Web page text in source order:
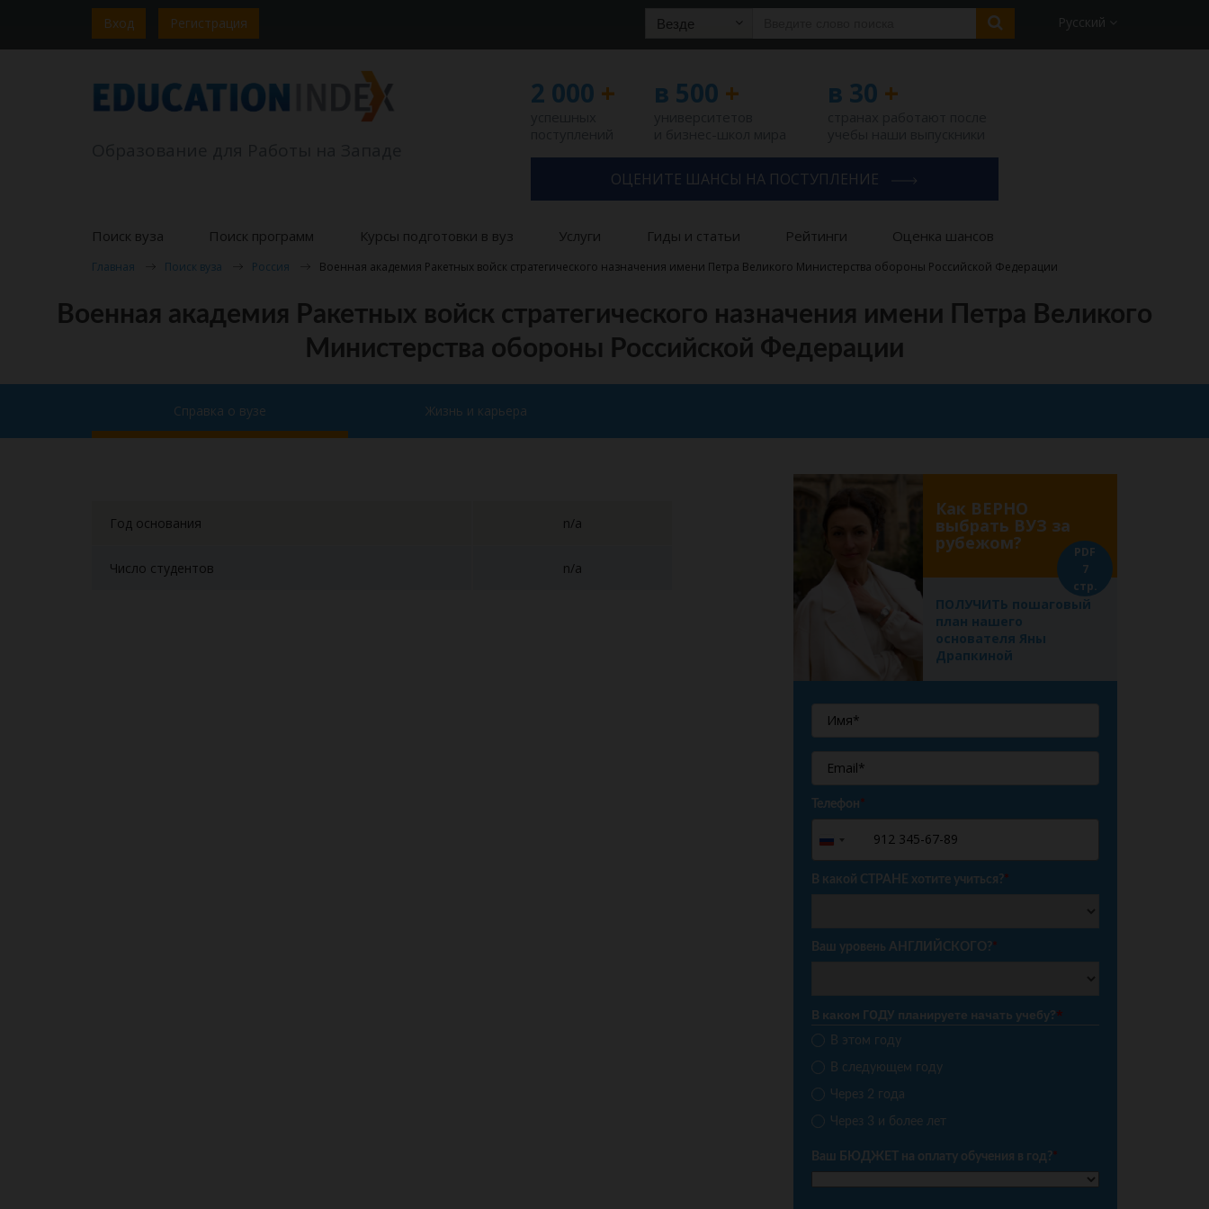
Вход Регистрация Везде Русский
2 000 + в 500 + в 30 +
ОЦЕНИТЕ ШАНСЫ НА ПОСТУПЛЕНИЕ
Поиск вуза Поиск программ Курсы подготовки в вуз Услуги Гиды и статьи Рейтинги Оценка шансов
Главная Поиск вуза Россия Военная академия Ракетных войск стратегического назначения имени Петра Великого Министерства обороны Российской Федерации
Военная академия Ракетных войск стратегического назначения имени Петра Великого
Министерства обороны Российской Федерации
Справка о вузе Жизнь и карьера
Год основания n/a
Число студентов n/a
Как ВЕРНО
выбрать ВУЗ за
рубежом?
ПОЛУЧИТЬ пошаговый
план нашего
основателя Яны
Драпкиной
PDF
7
стр.
Телефон*
Russia
+7
В какой СТРАНЕ хотите учиться?*
Ваш уровень АНГЛИЙСКОГО?*
В каком ГОДУ планируете начать учебу?*
В этом году
В следующем году
Через 2 года
Через 3 и более лет
Ваш БЮДЖЕТ на оплату обучения в год?*